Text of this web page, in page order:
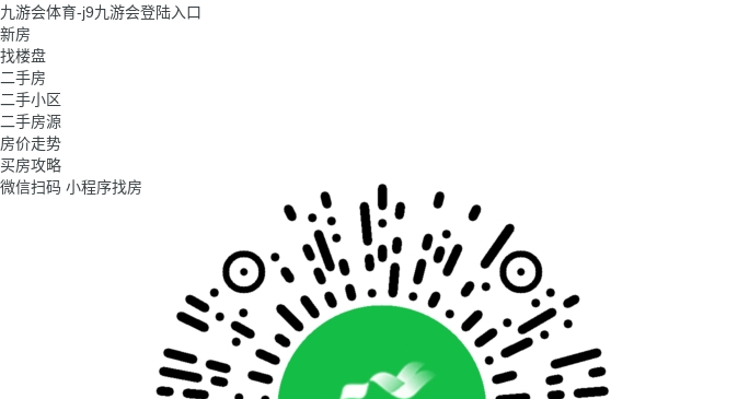
九游会体育-j9九游会登陆入口
新房
找楼盘
二手房
二手小区
二手房源
房价走势
买房攻略
微信扫码 小程序找房